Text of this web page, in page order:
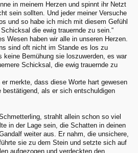
in meinem Herzen und spinnt ihr Netzt
sein sollten. Und jeder meiner Versuche
und so habe ich mich mit diesem Gefühl
die ewig trauernde zu sein.“
Wesen haben wir alle in unseren Herzen.
sind oft nicht im Stande es los zu
keine Bemühung sie loszuwerden, es war
Schicksal, die ewig trauernde zu
merkte, dass diese Worte hart gewesen
bestätigend, als er sich entschuldigen
strahlt allein schon so viel
in der Lage sein, die Schatten in deinen
weiter aus. Er nahm, die unsichere,
sie zu dem Stein und setzte sich auf
aufgezogen und verdeckten den